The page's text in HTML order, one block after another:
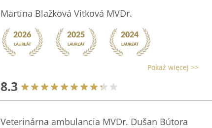
Martina Blažková Vitková MVDr.
Pokaż więcej >>
8.3
Veterinárna ambulancia MVDr. Dušan Bútora